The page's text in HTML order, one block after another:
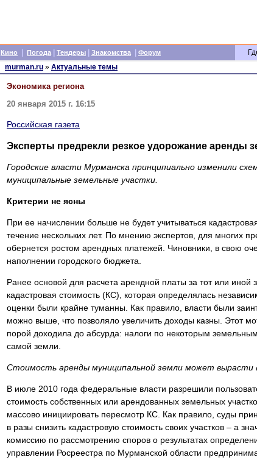
Кино Погода Тендеры Знакомства Форум
murman.ru » Актуальные темы
Экономика региона
20 января 2015 г. 16:15
Российская газета
Эксперты предрекли резкое удорожание аренды
Городские власти Мурманска принципиально изменили
муниципальные земельные участки.
Критерии не ясны
При ее начислении больше не будет учитываться
течение нескольких лет. По мнению экспертов, для многих
обернется ростом арендных платежей. Чиновники, в свою
наполнении городского бюджета.
Ранее основой для расчета арендной платы за тот или иной
кадастровая стоимость (КС), которая определялась
оценки были крайне туманны. Как правило, власти были
можно выше, что позволяло увеличить доходы казны. Этот
порой доходила до абсурда: налоги по некоторым
самой земли.
Стоимость аренды муниципальной земли может вырасти в
В июле 2010 года федеральные власти разрешили
стоимость собственных или арендованных земельных
массово инициировать пересмотр КС. Как правило, суды
в разы снизить кадастровую стоимость своих участков – а
комиссию по рассмотрению споров о результатах
управлении Росреестра по Мурманской области